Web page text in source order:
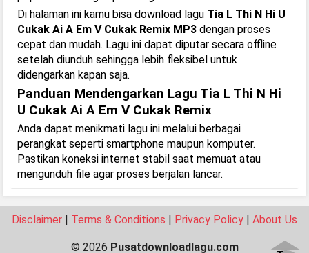
Di halaman ini kamu bisa download lagu Tia L Thi N Hi U
Cukak Ai A Em V Cukak Remix MP3 dengan proses
cepat dan mudah. Lagu ini dapat diputar secara offline
setelah diunduh sehingga lebih fleksibel untuk
didengarkan kapan saja.
Panduan Mendengarkan Lagu Tia L Thi N Hi
U Cukak Ai A Em V Cukak Remix
Anda dapat menikmati lagu ini melalui berbagai
perangkat seperti smartphone maupun komputer.
Pastikan koneksi internet stabil saat memuat atau
mengunduh file agar proses berjalan lancar.
Disclaimer | Terms & Conditions | Privacy Policy | About Us
© 2026 Pusatdownloadlagu.com